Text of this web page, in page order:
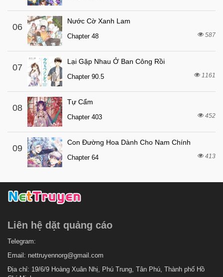
Chapter 24 7 tháng trước
Chapter 23
Chapter 22
Chapter 21 7 tháng trước
Chapter 20
Chapter 19 7 tháng trước
Chapter 18
Chapter 17
Chapter 16 7 tháng trước
Chapter 15
Chapter 13
Chapter 11 7 tháng trước
Chapter 10
Chapter 9
7 tháng trước
06
Nước Cờ Xanh Lam
Chapter 48 587
07
Lại Gặp Nhau Ở Ban Công Rồi
Chapter 90.5 1161
08
Tự Cẩm
Chapter 403 452
09
Con Đường Hoa Dành Cho Nam Chính
Chapter 64 413
Liên hệ dặt quảng cáo
Telegram:
Email: nettruyennorg@gmail.com
Địa chỉ: 19/6/9 Hoàng Xuân Nhị, Phú Trung, Tân Phú, Thành phố Hồ